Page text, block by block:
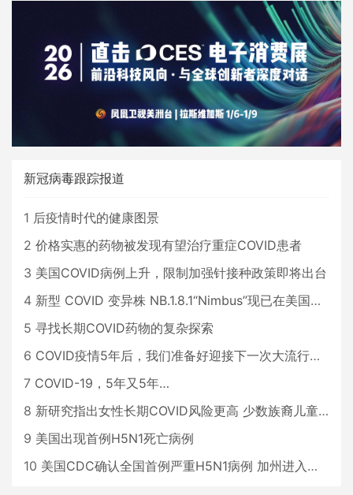
新冠病毒跟踪报道
1 后疫情时代的健康图景
2 价格实惠的药物被发现有望治疗重症COVID患者
3 美国COVID病例上升，限制加强针接种政策即将出台
4 新型 COVID 变异株 NB.1.8.1“Nimbus”现已在美国占据主导地位
5 寻找长期COVID药物的复杂探索
6 COVID疫情5年后，我们准备好迎接下一次大流行了吗？
7 COVID-19，5年又5年…
8 新研究指出女性长期COVID风险更高 少数族裔儿童存在差异
9 美国出现首例H5N1死亡病例
10 美国CDC确认全国首例严重H5N1病例 加州进入紧急状态